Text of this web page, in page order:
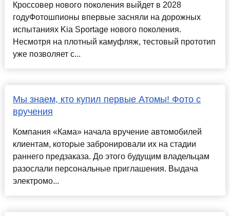
Кроссовер нового поколения выйдет в 2028
годуФотошпионы впервые засняли на дорожных
испытаниях Kia Sportage нового поколения.
Несмотря на плотный камуфляж, тестовый прототип
уже позволяет с...
Мы знаем, кто купил первые Атомы! Фото с
вручения
Компания «Кама» начала вручение автомобилей
клиентам, которые забронировали их на стадии
раннего предзаказа. До этого будущим владельцам
разослали персональные приглашения. Выдача
электромо...